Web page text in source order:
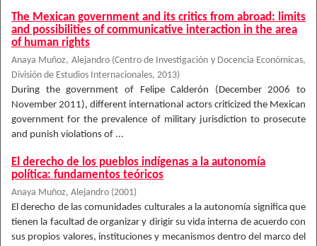
The Mexican government and its critics from abroad: limits
and possibilities of communicative interaction in the area
of human rights
Anaya Muñoz, Alejandro (Centro de Investigación y Docencia Económicas,
División de Estudios Internacionales, 2013)
During the government of Felipe Calderón (December 2006 to
November 2011), different international actors criticized the Mexican
government for the prevalence of military jurisdiction to prosecute
and punish violations of ...
El derecho de los pueblos indígenas a la autonomía
política: fundamentos teóricos
Anaya Muñoz, Alejandro (2001)
El derecho de las comunidades culturales a la autonomía significa que
tienen la facultad de organizar y dirigir su vida interna de acuerdo con
sus propios valores, instituciones y mecanismos dentro del marco del